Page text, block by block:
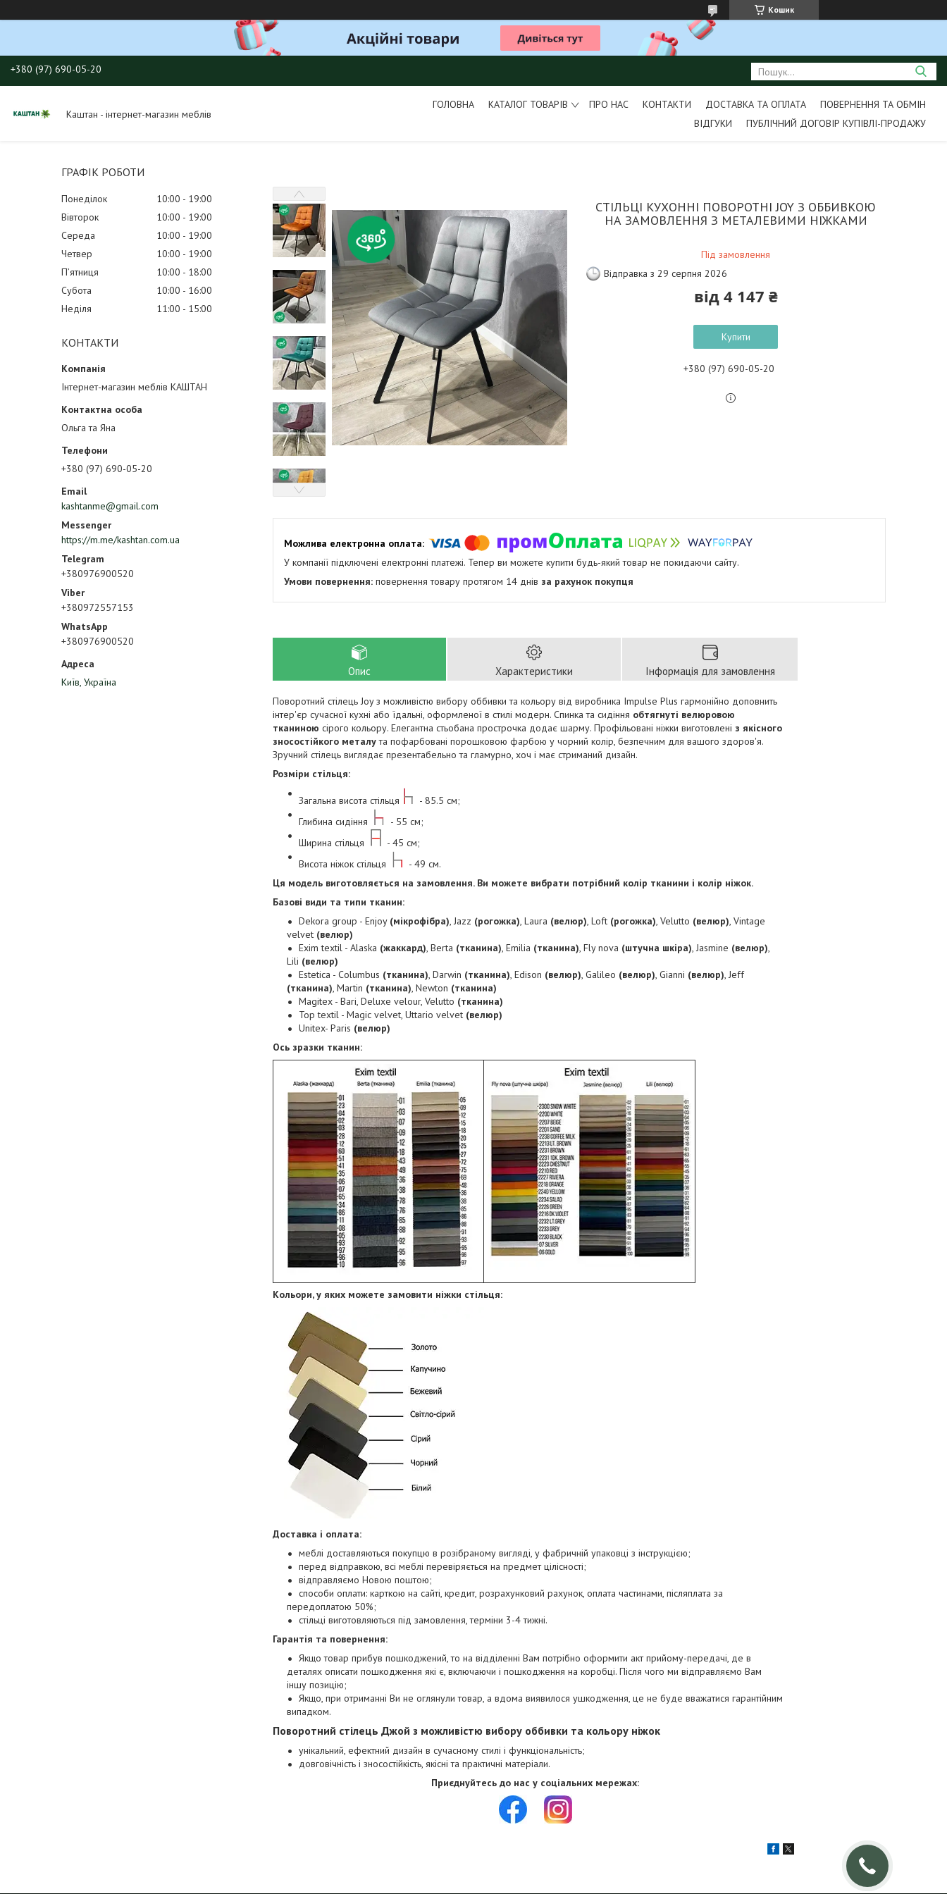
Кошик
+380 (97) 690-05-20
Каштан - інтернет-магазин меблів
ГОЛОВНА КАТАЛОГ ТОВАРІВ ПРО НАС КОНТАКТИ ДОСТАВКА ТА ОПЛАТА
ПОВЕРНЕННЯ ТА ОБМІН
ВІДГУКИ
ПУБЛІЧНИЙ ДОГОВІР КУПІВЛІ-ПРОДАЖУ
ГРАФІК РОБОТИ
Понеділок 10:00
19:00
Вівторок
10:00
19:00
Середа
10:00
19:00
Четвер
10:00
19:00
Пʼятниця
10:00
18:00
Субота
10:00
16:00
Неділя
11:00 15:00
КОНТАКТИ
Інтернет-магазин меблів КАШТАН
Ольга та Яна
+380 (97) 690-05-20
kashtanme@gmail.com
https://m.me/kashtan.com.ua
+380976900520
+380972557153
+380976900520
Київ, Україна
СТІЛЬЦІ КУХОННІ ПОВОРОТНІ JOY З ОББИВКОЮ
НА ЗАМОВЛЕННЯ З МЕТАЛЕВИМИ НІЖКАМИ
Під замовлення
Відправка з 29 серпня 2026
від 4 147 ₴
Купити
+380 (97) 690-05-20
У компанії підключені електронні платежі. Тепер ви можете купити будь-який товар не покидаючи сайту.
повернення товару протягом 14 днів за рахунок покупця
Опис Характеристики Інформація для замовлення
Поворотний стілець Joy з можливістю вибору оббивки та кольору від виробника Impulse Plus гармонійно доповнить
інтер'єр сучасної кухні або їдальні, оформленої в стилі модерн. Спинка та сидіння обтягнуті велюровою
тканиною сірого кольору. Елегантна стьобана прострочка додає шарму. Профільовані ніжки виготовлені з якісного
зносостійкого металута пофарбовані порошковою фарбою у чорний колір, безпечним для вашого здоров'я.
Зручний стілець виглядає презентабельно та гламурно, хоч і має стриманий дизайн.
Розміри стільця:
Загальна висота стільця
- 85.5 см;
Глибина сидіння
- 55 см;
Ширина стільця
- 45 см;
Висота ніжок стільця
- 49 см.
Ця модель виготовляється на замовлення. Ви можете вибрати потрібний колір тканини і колір ніжок.
Базові види та типи тканин:
Dekora group - Enjoy (мікрофібра) , Jazz (рогожка) , Laura (велюр) , Loft (рогожка) , Velutto (велюр) , Vintage
velvet (велюр)
Exim textil - Alaska (жаккард) , Berta (тканина) , Emilia (тканина) , Fly nova (штучна шкіра) , Jasmine (велюр)
Lili (велюр)
Estetica - Columbus (тканина) , Darwin (тканина) , Edison (велюр) , Galileo (велюр) , Gianni (велюр) , Jeff
(тканина) , Martin (тканина) , Newton (тканина)
Magitex - Bari, Deluxe velour, Velutto (тканина)
Top textil - Magic velvet, Uttario velvet (велюр)
Unitex- Paris (велюр)
Ось зразки тканин:
Кольори, у яких можете замовити ніжки стільця:
Доставка і оплата:
меблі доставляються покупцю в розібраному вигляді, у фабричній упаковці з інструкцією;
перед відправкою, всі меблі перевіряється на предмет цілісності;
відправляємо Новою поштою;
способи оплати: карткою на сайті, кредит, розрахунковий рахунок, оплата частинами, післяплата за
передоплатою 50%;
стільці виготовляються під замовлення, терміни 3-4 тижні.
Гарантія та повернення:
Якщо товар прибув пошкоджений, то на відділенні Вам потрібно оформити акт прийому-передачі, де в
деталях описати пошкодження які є, включаючи і пошкодження на коробці. Після чого ми відправляємо Вам
іншу позицію;
Якщо, при отриманні Ви не оглянули товар, а вдома виявилося ушкодження, це не буде вважатися гарантійним
випадком.
Поворотний стілець Джой з можливістю вибору оббивки та кольору ніжок
унікальний, ефектний дизайн в сучасному стилі і функціональність;
довговічність і зносостійкість, якісні та практичні матеріали.
Приєднуйтесь до нас у соціальних мережах: